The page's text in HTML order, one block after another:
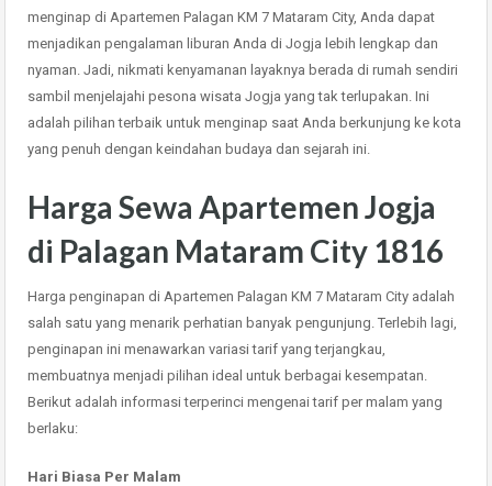
menginap di Apartemen Palagan KM 7 Mataram City, Anda dapat
menjadikan pengalaman liburan Anda di Jogja lebih lengkap dan
nyaman. Jadi, nikmati kenyamanan layaknya berada di rumah sendiri
sambil menjelajahi pesona wisata Jogja yang tak terlupakan. Ini
adalah pilihan terbaik untuk menginap saat Anda berkunjung ke kota
yang penuh dengan keindahan budaya dan sejarah ini.
Harga Sewa Apartemen Jogja
di Palagan Mataram City 1816
Harga penginapan di Apartemen Palagan KM 7 Mataram City adalah
salah satu yang menarik perhatian banyak pengunjung. Terlebih lagi,
penginapan ini menawarkan variasi tarif yang terjangkau,
membuatnya menjadi pilihan ideal untuk berbagai kesempatan.
Berikut adalah informasi terperinci mengenai tarif per malam yang
berlaku:
Hari Biasa Per Malam